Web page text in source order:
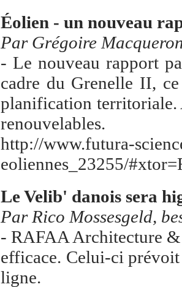
Éolien - un nouveau
Par Grégoire
- Le nouveau rapport
cadre du Grenelle II,
planification territoriale.
renouvelables.
http://www.futura-
eoliennes_23255/
Le Velib' danois sera
Par Rico Mossesgeld,
- RAFAA Architecture &
efficace. Celui-ci
ligne.